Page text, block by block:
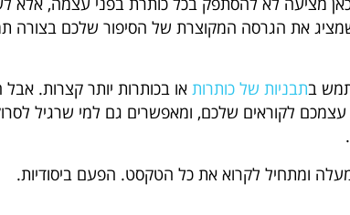
את הגרסה המקוצרת של הסיפור שלכם בצורה
בתבניות של כותרות או בכותרות יותר קצרות. אבל
לקוראים שלכם, ומאפשרים גם למי שרגיל
ומתחיל לקרוא את כל הטקסט. הפעם ביסודיות.